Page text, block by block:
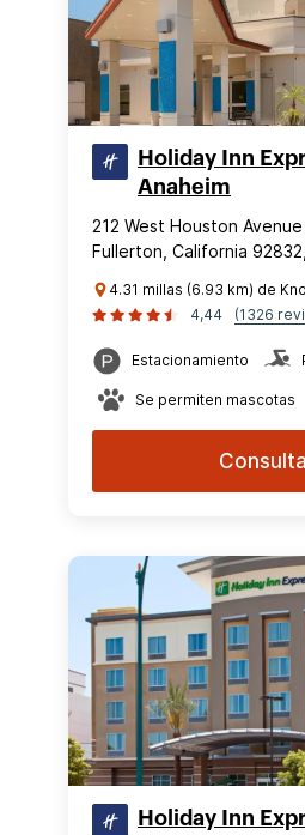
Holiday Inn
Anaheim
212 West Houston Avenue
Fullerton, California
4.31 millas (6.93 km) de
4,44
(1326
Estacionamiento
Se permiten mascotas
Holiday Inn